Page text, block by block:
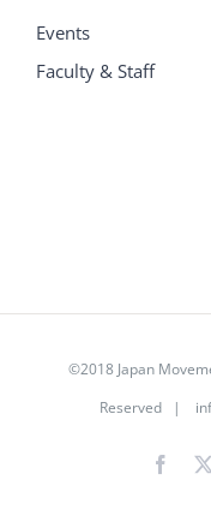
Events
Faculty & Staff
©2018 Japan
Reserved |